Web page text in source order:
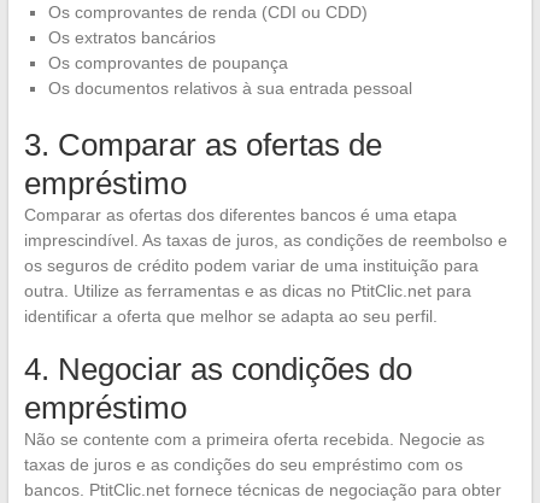
Os comprovantes de renda (CDI ou CDD)
Os extratos bancários
Os comprovantes de poupança
Os documentos relativos à sua entrada pessoal
3. Comparar as ofertas de
empréstimo
Comparar as ofertas dos diferentes bancos é uma etapa
imprescindível. As taxas de juros, as condições de reembolso e
os seguros de crédito podem variar de uma instituição para
outra. Utilize as ferramentas e as dicas no PtitClic.net para
identificar a oferta que melhor se adapta ao seu perfil.
4. Negociar as condições do
empréstimo
Não se contente com a primeira oferta recebida. Negocie as
taxas de juros e as condições do seu empréstimo com os
bancos. PtitClic.net fornece técnicas de negociação para obter